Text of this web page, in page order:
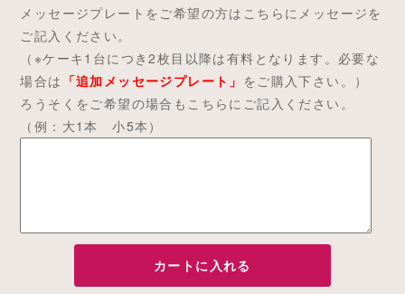
メッセージプレートをご希望の方はこちらにメッセージを
ご記入ください。
（※ケーキ1台につき2枚目以降は有料となります。必要な
場合は 「追加メッセージプレート」 をご購入下さい。）
ろうそくをご希望の場合もこちらにご記入ください。
（例：大1本 小5本）
カートに入れる